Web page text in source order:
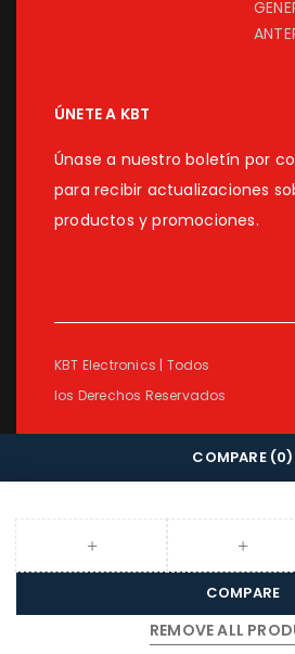
ÚNETE A KBT
Únase a nuestro boletín por
para recibir actualizaciones
productos y promociones.
KBT Electronics | Todos
los Derechos Reservados
COMPARE (0)
COMPARE
REMOVE ALL